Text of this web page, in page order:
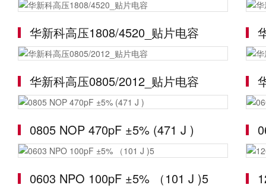
华新科高压1808/4520_贴片电容
华新科高压0805/2012_贴片电容
0805 NOP 470pF ±5% (471 J )
0603 NPO 100pF ±5% （101 J )5